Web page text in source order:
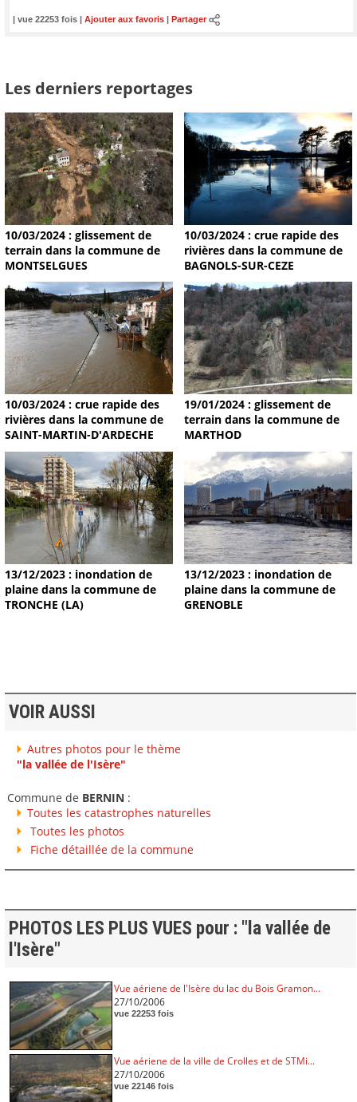
| vue 22253 fois | Ajouter aux favoris Partager
Les derniers reportages
10/03/2024 : glissement de
terrain dans la commune de
MONTSELGUES
10/03/2024 : crue rapide des
rivières dans la commune de
BAGNOLS-SUR-CEZE
10/03/2024 : crue rapide des
rivières dans la commune de
SAINT-MARTIN-D'ARDECHE
19/01/2024 : glissement de
terrain dans la commune de
MARTHOD
13/12/2023 : inondation de
plaine dans la commune de
TRONCHE (LA)
13/12/2023 : inondation de
plaine dans la commune de
GRENOBLE
VOIR AUSSI
Autres photos pour le thème
"la vallée de l'Isère"
Commune de BERNIN:
Toutes les catastrophes naturelles
Toutes les photos
Fiche détaillée de la commune
PHOTOS LES PLUS VUES pour : "la vallée de
l'Isère"
Vue aériene de l'Isère du lac du Bois Gramon...
27/10/2006
vue 22253 fois
Vue aériene de la ville de Crolles et de STMi...
27/10/2006
vue 22146 fois